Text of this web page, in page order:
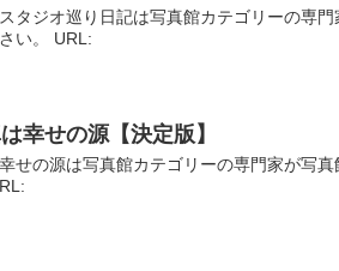
タジオ巡り日記は写真館カテゴリーの専
い。 URL:
幸せの源【決定版】
せの源は写真館カテゴリーの専門家が写